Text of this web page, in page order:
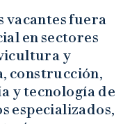
vacantes fuera
en sectores
y
construcción,
y tecnología de
especializados,